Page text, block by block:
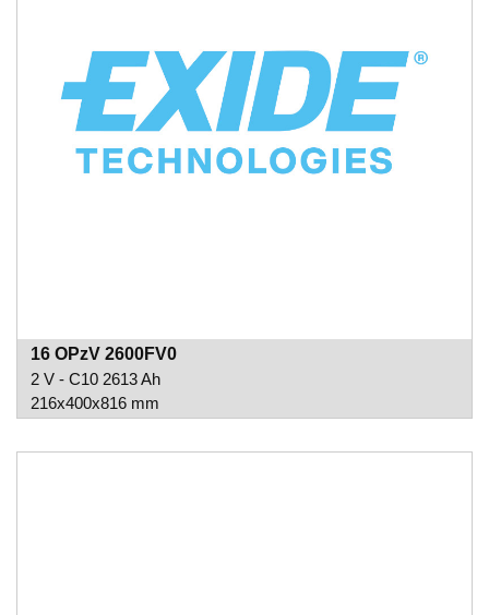
16 OPzV 2600FV0
2 V - C10 2613 Ah
216x400x816 mm